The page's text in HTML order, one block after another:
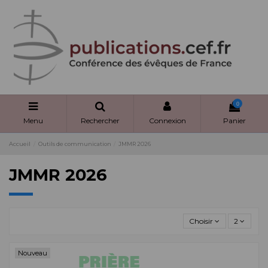
Menu Rechercher Connexion
0
Panier
Accueil Outils de communication JMMR 2026
JMMR 2026
Choisir 2
Nouveau